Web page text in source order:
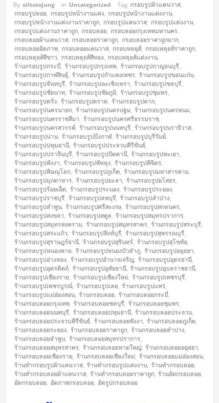
By oiltotojung in Uncategorized Tag กรอบรูปผ้าแคนวาส,
กรอบรูปลอย, กรอบรูปหน้างานแต่ง, กรอบรูปหน้างานแต่งงาน,
กรอบรูปหน้างานแต่งงานราคาถูก, กรอบรูปแคนวาส, กรอบรูปแต่งงาน,
กรอบรูปแต่งงานราคาถูก, กรอบลอย, กรอบลอยกรุงเทพมหานคร,
กรอบลอยผ้าแคนวาส, กรอบลอยราคาถูก, กรอบลอยราคาถูกมาก,
กรอบลอยอัดภาพ, กรอบลอยแคนวาส, กรอบหลยุส์, กรอบหลุยส์ราคาถูก,
กรอบหลุยส์สีขาว, กรอบหลุยส์สีทอง, กรอบหลุยส์แต่งงาน,
ร้านกรอบรูปกระบี่, ร้านกรอบรูปกรุงเทพ, ร้านกรอบรูปกาญจนบุรี,
ร้านกรอบรูปกาฬสินธุ์, ร้านกรอบรูปกำแพงเพชร, ร้านกรอบรูปขอนแก่น,
ร้านกรอบรูปจันทบุรี, ร้านกรอบรูปฉะเชิงเทรา, ร้านกรอบรูปชลบุรี,
ร้านกรอบรูปชัยนาท, ร้านกรอบรูปชัยภูมิ, ร้านกรอบรูปชุมพร,
ร้านกรอบรูปตรัง, ร้านกรอบรูปตราด, ร้านกรอบรูปตาก,
ร้านกรอบรูปนครนายก, ร้านกรอบรูปนครปฐม, ร้านกรอบรูปนครพนม,
ร้านกรอบรูปนครราชสีมา, ร้านกรอบรูปนครศรีธรรมราช,
ร้านกรอบรูปนครสวรรค์, ร้านกรอบรูปนนทบุรี, ร้านกรอบรูปนราธิวาส,
ร้านกรอบรูปน่าน, ร้านกรอบรูปบึงกาฬ, ร้านกรอบรูปบุรีรัมย์,
ร้านกรอบรูปปทุมธานี, ร้านกรอบรูปประจวบคีรีขันธ์,
ร้านกรอบรูปปราจีนบุรี, ร้านกรอบรูปปัตตานี, ร้านกรอบรูปพะเยา,
ร้านกรอบรูปพังงา, ร้านกรอบรูปพัทลุง, ร้านกรอบรูปพิจิตร,
ร้านกรอบรูปพิษณุโลก, ร้านกรอบรูปภูเก็ต, ร้านกรอบรูปมหาสารคาม,
ร้านกรอบรูปมุกดาหาร, ร้านกรอบรูปยะลา, ร้านกรอบรูปยโสธร,
ร้านกรอบรูปร้อยเอ็ด, ร้านกรอบรูประนอง, ร้านกรอบรูประยอง,
ร้านกรอบรูปราชบุรี, ร้านกรอบรูปลพบุรี, ร้านกรอบรูปลำปาง,
ร้านกรอบรูปลำพูน, ร้านกรอบรูปศรีสะเกษ, ร้านกรอบรูปสกลนคร,
ร้านกรอบรูปสงขลา, ร้านกรอบรูปสตูล, ร้านกรอบรูปสมุทรปราการ,
ร้านกรอบรูปสมุทรสงคราม, ร้านกรอบรูปสมุทรสาคร, ร้านกรอบรูปสระบุรี,
ร้านกรอบรูปสระแก้ว, ร้านกรอบรูปสิงห์บุรี, ร้านกรอบรูปสุพรรณบุรี,
ร้านกรอบรูปสุราษฎร์ธานี, ร้านกรอบรูปสุรินทร์, ร้านกรอบรูปสุโขทัย,
ร้านกรอบรูปหนองคาย, ร้านกรอบรูปหนองบัวลำภู, ร้านกรอบรูปอยุธยา,
ร้านกรอบรูปอ่างทอง, ร้านกรอบรูปอำนาจเจริญ, ร้านกรอบรูปอุดรธานี,
ร้านกรอบรูปอุตรดิตถ์, ร้านกรอบรูปอุทัยธานี, ร้านกรอบรูปอุบลราชธานี,
ร้านกรอบรูปเชียงราย, ร้านกรอบรูปเชียงใหม่, ร้านกรอบรูปเพชรบุรี,
ร้านกรอบรูปเพชรบูรณ์, ร้านกรอบรูปเลย, ร้านกรอบรูปแพร่,
ร้านกรอบรูปแม่ฮ่องสอน, ร้านกรอบลอย, ร้านกรอบลอยกระบี่,
ร้านกรอบลอยกรุงเทพ, ร้านกรอบลอยชลบุรี, ร้านกรอบลอยชุมพร,
ร้านกรอบลอยนนทบุรี, ร้านกรอบลอยปทุมธานี, ร้านกรอบลอยประจวบ,
ร้านกรอบลอยประจวบคีรีขันธ์, ร้านกรอบลอยพังงา, ร้านกรอบลอยภูเก็ต,
ร้านกรอบลอยระยอง, ร้านกรอบลอยราคาถูก, ร้านกรอบลอยลำปาง,
ร้านกรอบลอยลำพูน, ร้านกรอบลอยสมุทรปราการ,
ร้านกรอบลอยสมุทรสาคร, ร้านกรอบลอยหาดใหญ่, ร้านกรอบลอยอยุธยา,
ร้านกรอบลอยเชียงราย, ร้านกรอบลอยเชียงใหม่, ร้านกรอบลอยแม่ฮ่องสอน,
ร้านทำกรอบรูปผ้าแคนวาส, ร้านทำกรอบรูปแต่งงาน, ร้านทำกรอบลอย,
ร้านทำกรอบลอยผ้าแคนวาส, ร้านทำกรอบลอยราคาถูก, ร้านอัดกรอบลอย,
อัดกรอบลอย, อัดภาพกรอบลอย, อัดรูปกรอบลอย